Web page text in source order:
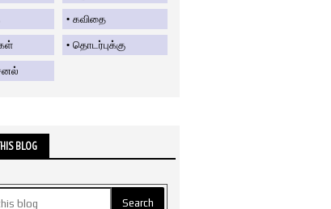
கவிதை
தொடர்புக்கு
BLOG